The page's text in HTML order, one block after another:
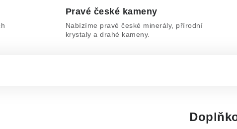
Pravé české kameny
Nabízíme pravé české minerály, přírodní
krystaly a drahé kameny.